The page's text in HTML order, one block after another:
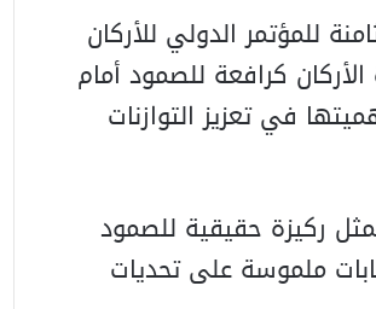
للمؤتمر الدولي للأركان
الأركان كرافعة للصمود أمام
في تعزيز التوازنات
ركيزة حقيقية للصمود
ملموسة على تحديات